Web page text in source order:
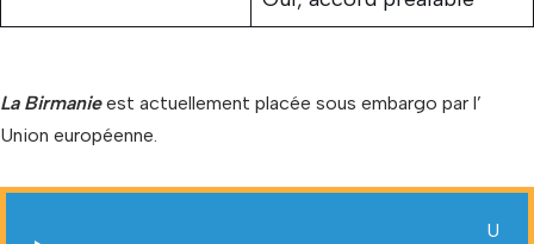
La Birmanieest actuellement placée sous embargo par l’
Union européenne.
U